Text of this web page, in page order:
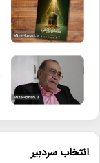
انتخاب سردبیر